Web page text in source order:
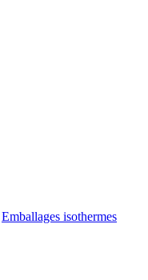
Emballages isothermes